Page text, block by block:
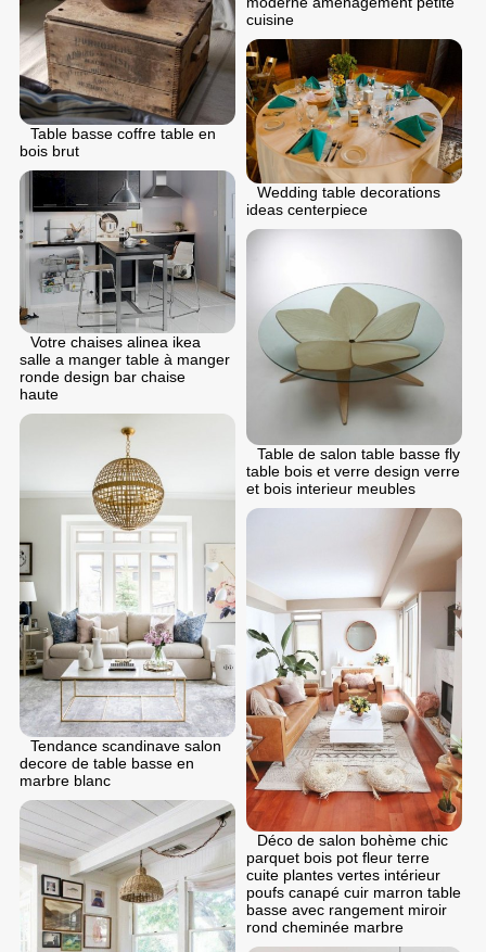
cuisine
Table basse coffre table en
bois brut
Wedding table decorations
ideas centerpiece
Votre chaises alinea ikea
salle a manger table à manger
ronde design bar chaise
haute
Table de salon table basse fly
table bois et verre design verre
et bois interieur meubles
Tendance scandinave salon
decore de table basse en
marbre blanc
Déco de salon bohème chic
parquet bois pot fleur terre
cuite plantes vertes intérieur
poufs canapé cuir marron table
basse avec rangement miroir
rond cheminée marbre